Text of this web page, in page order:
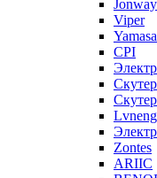
Jonway
Viper
CPI
Lvneng
Zontes
ARIIC